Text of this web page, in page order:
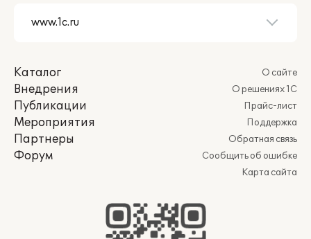
Каталог
Внедрения
Публикации
Мероприятия
Партнеры
Форум
О сайте
О решениях 1С
Прайс-лист
Поддержка
Обратная связь
Сообщить об ошибке
Карта сайта